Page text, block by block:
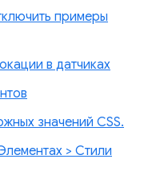
примеры
в датчиках
значений CSS.
> Стили